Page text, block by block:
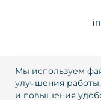
©
Мы используем
улучшения
и повышения